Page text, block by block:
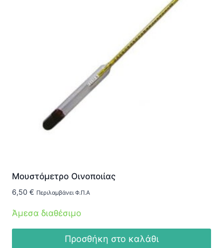
Μουστόμετρο Οινοποιίας
6,50 € Περιλαμβάνει Φ.Π.Α
Άμεσα διαθέσιμο
Προσθήκη στο καλάθι